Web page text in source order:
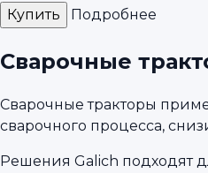
Купить
Подробнее
Сварочные
Сварочные тракторы
сварочного процесса,
Решения Galich подходят